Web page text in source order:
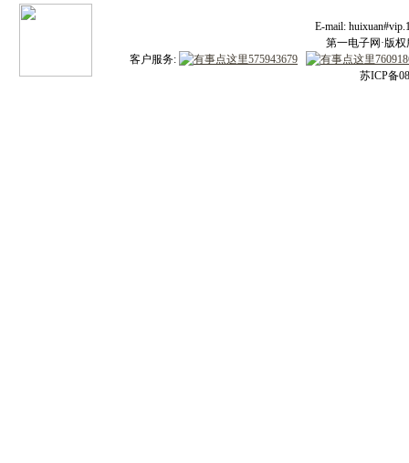
E-mail:
第一电子网·版权
客户服务:
苏ICP备